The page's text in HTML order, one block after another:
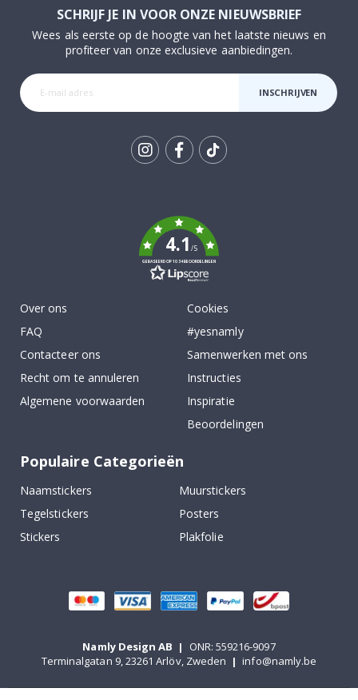
SCHRIJF JE IN VOOR ONZE NIEUWSBRIEF
Wees als eerste op de hoogte van het laatste nieuws en
profiteer van onze exclusieve aanbiedingen.
INSCHRIJVEN
4.1/5
GEBASEERD OP 1034 BEOORDELINGEN
Over ons
FAQ
Contacteer ons
Recht om te annuleren
Algemene voorwaarden
Cookies
#yesnamly
Samenwerken met ons
Instructies
Inspiratie
Beoordelingen
Populaire Categorieën
Naamstickers
Muurstickers
Tegelstickers
Posters
Stickers
Plakfolie
Namly Design AB |
ONR: 559216-9097
Terminalgatan 9, 23261 Arlöv, Zweden | info@namly.be